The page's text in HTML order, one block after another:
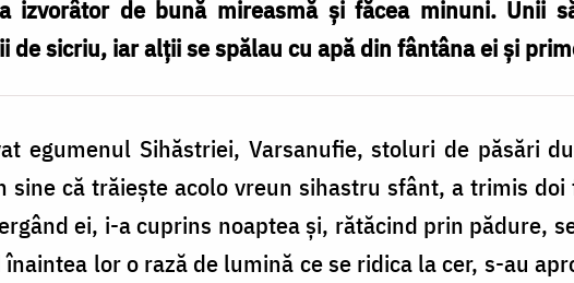
izvorâtor de bună mireasmă şi făcea minuni. Unii
de sicriu, iar alţii se spălau cu apă din fântâna ei şi
egumenul Sihăstriei, Varsanufie, stoluri de păsări
sine că trăieşte acolo vreun sihastru sfânt, a trimis
ei, i-a cuprins noaptea şi, rătăcind prin pădure,
lor o rază de lumină ce se ridica la cer, s-au